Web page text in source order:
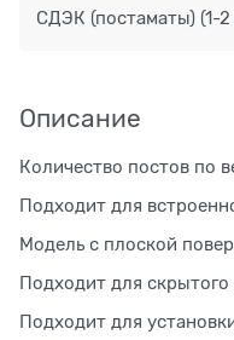
СДЭК (постаматы) (1-
Описание
Количество постов по
Подходит для
Модель с плоской
Подходит для
Подходит для